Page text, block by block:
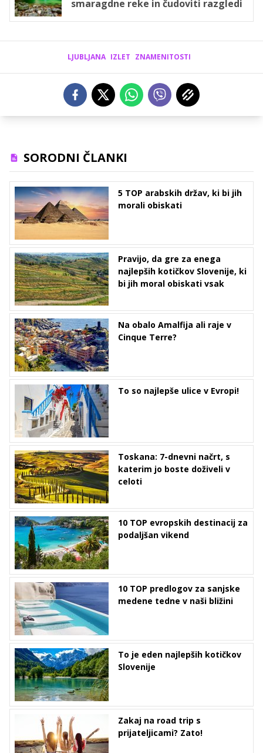
smaragdne reke in čudoviti razgledi
LJUBLJANA IZLET ZNAMENITOSTI
SORODNI ČLANKI
5 TOP arabskih držav, ki bi jih
morali obiskati
Pravijo, da gre za enega
najlepših kotičkov Slovenije, ki
bi jih moral obiskati vsak
Na obalo Amalfija ali raje v
Cinque Terre?
To so najlepše ulice v Evropi!
Toskana: 7-dnevni načrt, s
katerim jo boste doživeli v
celoti
10 TOP evropskih destinacij za
podaljšan vikend
10 TOP predlogov za sanjske
medene tedne v naši bližini
To je eden najlepših kotičkov
Slovenije
Zakaj na road trip s
prijateljicami? Zato!